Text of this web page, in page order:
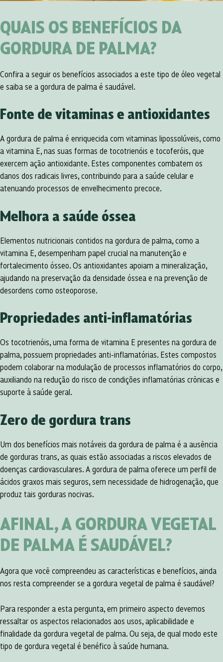
QUAIS OS BENEFÍCIOS DA
GORDURA DE PALMA?
Confira a seguir os benefícios associados a este tipo de óleo vegetal
e saiba se a gordura de palma é saudável.
Fonte de vitaminas e antioxidantes
A gordura de palma é enriquecida com vitaminas lipossolúveis, como
a vitamina E, nas suas formas de tocotrienóis e tocoferóis, que
exercem ação antioxidante. Estes componentes combatem os
danos dos radicais livres, contribuindo para a saúde celular e
atenuando processos de envelhecimento precoce.
Melhora a saúde óssea
Elementos nutricionais contidos na gordura de palma, como a
vitamina E, desempenham papel crucial na manutenção e
fortalecimento ósseo. Os antioxidantes apoiam a mineralização,
ajudando na preservação da densidade óssea e na prevenção de
desordens como osteoporose.
Propriedades anti-inflamatórias
Os tocotrienóis, uma forma de vitamina E presentes na gordura de
palma, possuem propriedades anti-inflamatórias. Estes compostos
podem colaborar na modulação de processos inflamatórios do corpo,
auxiliando na redução do risco de condições inflamatórias crônicas e
suporte à saúde geral.
Zero de gordura trans
Um dos benefícios mais notáveis da gordura de palma é a ausência
de gorduras trans, as quais estão associadas a riscos elevados de
doenças cardiovasculares. A gordura de palma oferece um perfil de
ácidos graxos mais seguros, sem necessidade de hidrogenação, que
produz tais gorduras nocivas.
AFINAL, AGORDURA VEGETAL
DE PALMA É SAUDÁVEL?
Agora que você compreendeu as características e benefícios, ainda
nos resta compreender se a gordura vegetal de palma é saudável?
Para responder a esta pergunta, em primeiro aspecto devemos
ressaltar os aspectos relacionados aos usos, aplicabilidade e
finalidade da gordura vegetal de palma. Ou seja, de qual modo este
tipo de gordura vegetal é benéfico à saúde humana.